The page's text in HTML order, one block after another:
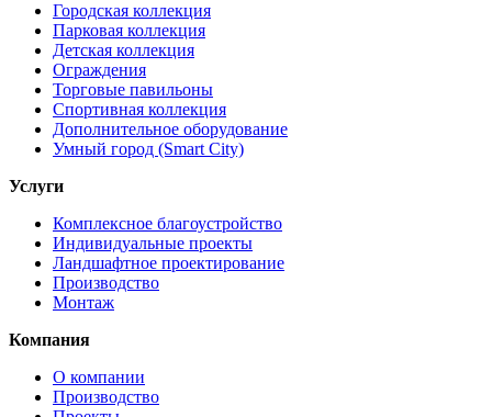
Городская коллекция
Парковая коллекция
Детская коллекция
Ограждения
Торговые павильоны
Спортивная коллекция
Дополнительное оборудование
Умный город (Smart City)
Услуги
Комплексное благоустройство
Индивидуальные проекты
Ландшафтное проектирование
Производство
Монтаж
Компания
О компании
Производство